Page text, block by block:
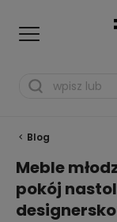
Blog
Meble
pokój